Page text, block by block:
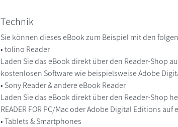
Technik
Sie können dieses eBook zum Beispiel mit den
• tolino Reader
Laden Sie das eBook direkt über den Reader-Shop
kostenlosen Software wie beispielsweise Adobe
• Sony Reader & andere eBook Reader
Laden Sie das eBook direkt über den Reader-Shop
READER FOR PC/Mac oder Adobe Digital Editions
• Tablets & Smartphones